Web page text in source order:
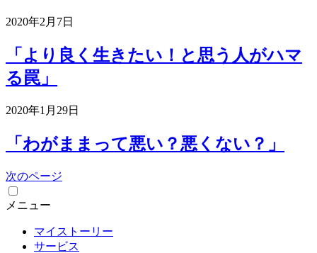
2020年2月7日
「より良く生きたい！と思う人がハマ
る罠」
2020年1月29日
「わがままって悪い？悪くない？」
次のページ
メニュー
マイストーリー
サービス